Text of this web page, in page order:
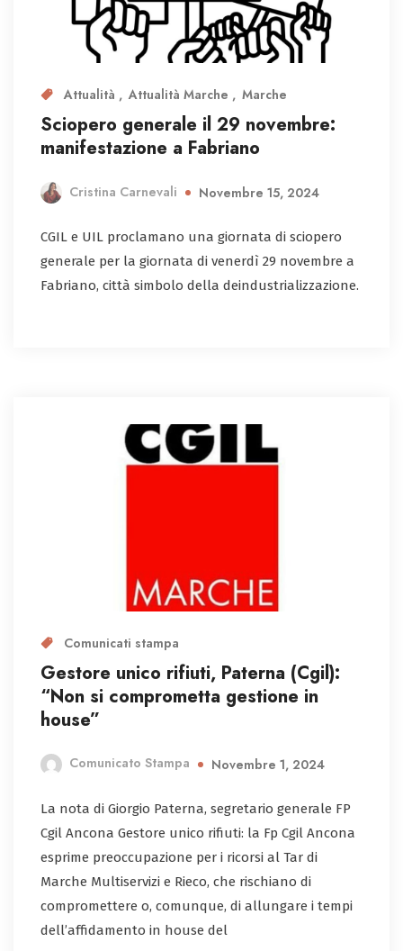
Attualità Attualità Marche Marche
Sciopero generale il 29 novembre:
manifestazione a Fabriano
Cristina Carnevali Novembre 15, 2024
CGIL e UIL proclamano una giornata di sciopero
generale per la giornata di venerdì 29 novembre a
Fabriano, città simbolo della deindustrializzazione.
Comunicati stampa
Gestore unico rifiuti, Paterna (Cgil):
“Non si comprometta gestione in
house”
Comunicato Stampa Novembre 1, 2024
La nota di Giorgio Paterna, segretario generale FP
Cgil Ancona Gestore unico rifiuti: la Fp Cgil Ancona
esprime preoccupazione per i ricorsi al Tar di
Marche Multiservizi e Rieco, che rischiano di
compromettere o, comunque, di allungare i tempi
dell’affidamento in house del